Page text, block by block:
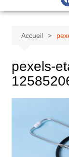
Accueil
pexels-